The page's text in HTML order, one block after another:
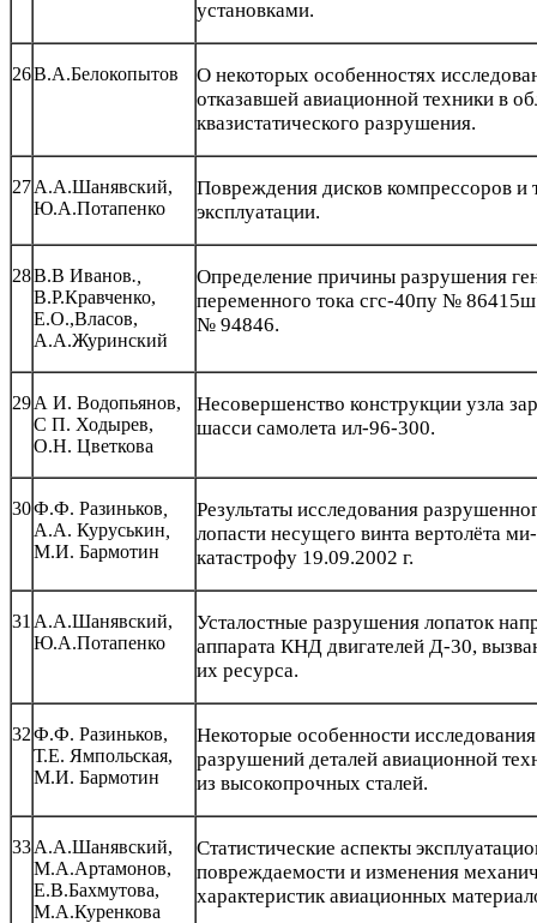
установками.
26В.А.Белокопытов
О некоторых особенностях
отказавшей авиационной техники в
квазистатического разрушения.
27А.А.Шанявский,
Ю.А.Потапенко
Повреждения дисков компрессоров и
эксплуатации.
28В.В Иванов.,
В.Р.Кравченко,
Е.О.,Власов,
А.А.Журинский
Определение причины разрушения
переменного тока сгс-40пу №
№ 94846.
29А И. Водопьянов,
С П. Ходырев,
О.Н. Цветкова
Несовершенство конструкции узла
шасси самолета ил-96-300.
30Ф.Ф. Разиньков
А.А. Куруськин
М.И. Бармотин
Результаты исследования
лопасти несущего винта вертолёта
катастрофу 19.09.2002 г.
31 А.А.Шанявский,
Ю.А.Потапенко
Усталостные разрушения лопаток
аппарата КНД двигателей Д-30,
их ресурса.
32Ф.Ф. Разиньков,
Т.Е. Ямпольская,
М.И. Бармотин
Некоторые особенности
разрушений деталей авиационной
из высокопрочных сталей.
33А.А.Шанявский,
М.А.Артамонов,
Е.В.Бахмутова,
М.А.Куренкова
Статистические аспекты
повреждаемости и изменения
характеристик авиационных